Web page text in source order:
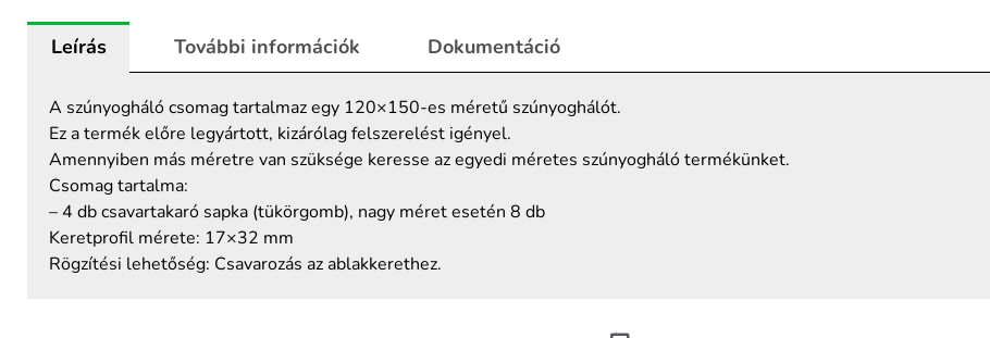
120x150
mennyiség
Leírás További információk Dokumentáció
A szúnyogháló csomag tartalmaz egy 120×150-es méretű szúnyoghálót.
Ez a termék előre legyártott, kizárólag felszerelést igényel.
Amennyiben más méretre van szüksége keresse az egyedi méretes szúnyogháló termékünket.
Csomag tartalma:
– 4 db csavartakaró sapka (tükörgomb), nagy méret esetén 8 db
Keretprofil mérete: 17×32 mm
Rögzítési lehetőség: Csavarozás az ablakkerethez.